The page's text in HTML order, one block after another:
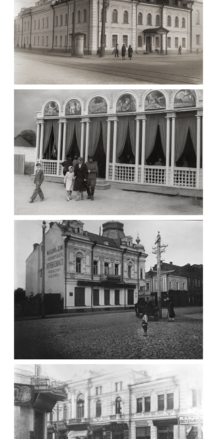
МАРІЇНСЬКА ЖІНОЧА ГІМНАЗІЯ ЖИТОМИР
1903
Фото Житомира період
до 1917 року
Leave a comment
ПАВІЛЬЙОН МОРОЗИВА ЖИТОМИР 1947
Фото Житомир (1945-
1960)
Leave a comment
ФОТО ЖИТОМИРА 1905 ВУЛ.
МИХАЙЛІВСЬКА-СКОРУЛЬСЬКОГО
Фото Житомира період
до 1917 року
Leave a comment